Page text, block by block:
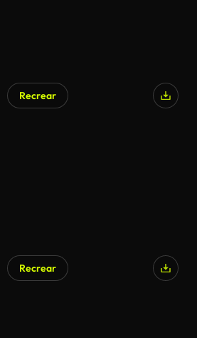
Recrear
Recrear